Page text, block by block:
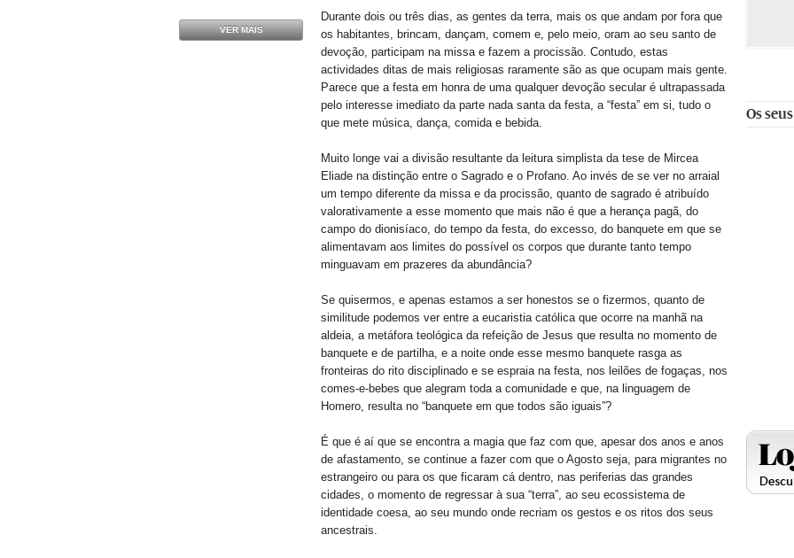
Durante dois ou três dias, as gentes da terra, mais os que andam por fora que
os habitantes, brincam, dançam, comem e, pelo meio, oram ao seu santo de
devoção, participam na missa e fazem a procissão. Contudo, estas
actividades ditas de mais religiosas raramente são as que ocupam mais gente.
Parece que a festa em honra de uma qualquer devoção secular é ultrapassada
pelo interesse imediato da parte nada santa da festa, a “festa” em si, tudo o
que mete música, dança, comida e bebida.
Muito longe vai a divisão resultante da leitura simplista da tese de Mircea
Eliade na distinção entre o Sagrado e o Profano. Ao invés de se ver no arraial
um tempo diferente da missa e da procissão, quanto de sagrado é atribuído
valorativamente a esse momento que mais não é que a herança pagã, do
campo do dionisíaco, do tempo da festa, do excesso, do banquete em que se
alimentavam aos limites do possível os corpos que durante tanto tempo
minguavam em prazeres da abundância?
Se quisermos, e apenas estamos a ser honestos se o fizermos, quanto de
similitude podemos ver entre a eucaristia católica que ocorre na manhã na
aldeia, a metáfora teológica da refeição de Jesus que resulta no momento de
banquete e de partilha, e a noite onde esse mesmo banquete rasga as
fronteiras do rito disciplinado e se espraia na festa, nos leilões de fogaças, nos
comes-e-bebes que alegram toda a comunidade e que, na linguagem de
Homero, resulta no “banquete em que todos são iguais”?
É que é aí que se encontra a magia que faz com que, apesar dos anos e anos
de afastamento, se continue a fazer com que o Agosto seja, para migrantes no
estrangeiro ou para os que ficaram cá dentro, nas periferias das grandes
cidades, o momento de regressar à sua “terra”, ao seu ecossistema de
identidade coesa, ao seu mundo onde recriam os gestos e os ritos dos seus
ancestrais.
VER MAIS
Os